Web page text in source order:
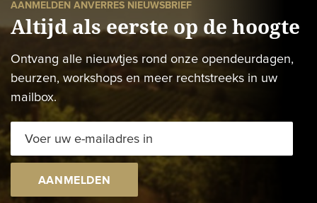
AANMELDEN ANVERRES NIEUWSBRIEF
Altijd als eerste op de hoogte
Ontvang alle nieuwtjes rond onze opendeurdagen,
beurzen, workshops en meer rechtstreeks in uw
mailbox.
AANMELDEN